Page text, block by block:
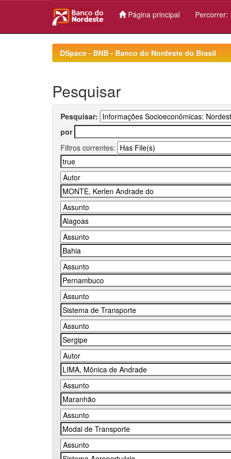
Página principal Percorrer:
DSpace - BNB - Banco do Nordeste do Brasil
Pesquisar
Pesquisar:
por
Filtros correntes: